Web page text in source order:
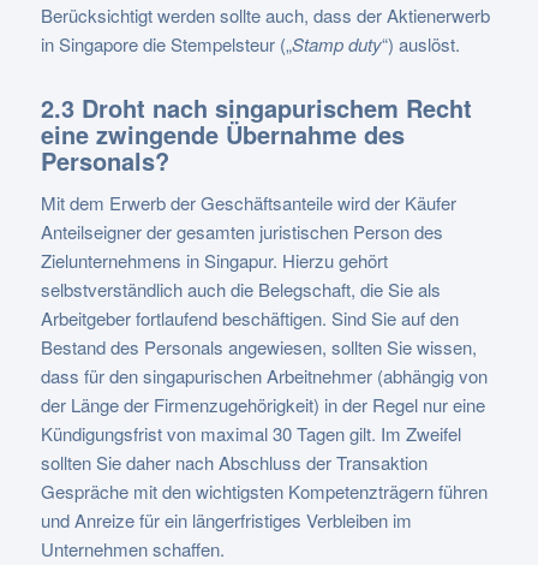
Berücksichtigt werden sollte auch, dass der Aktienerwerb
in Singapore die Stempelsteur („Stamp duty“) auslöst.
2.3 Droht nach singapurischem Recht
eine zwingende Übernahme des
Personals?
Mit dem Erwerb der Geschäftsanteile wird der Käufer
Anteilseigner der gesamten juristischen Person des
Zielunternehmens in Singapur. Hierzu gehört
selbstverständlich auch die Belegschaft, die Sie als
Arbeitgeber fortlaufend beschäftigen. Sind Sie auf den
Bestand des Personals angewiesen, sollten Sie wissen,
dass für den singapurischen Arbeitnehmer (abhängig von
der Länge der Firmenzugehörigkeit) in der Regel nur eine
Kündigungsfrist von maximal 30 Tagen gilt. Im Zweifel
sollten Sie daher nach Abschluss der Transaktion
Gespräche mit den wichtigsten Kompetenzträgern führen
und Anreize für ein längerfristiges Verbleiben im
Unternehmen schaffen.